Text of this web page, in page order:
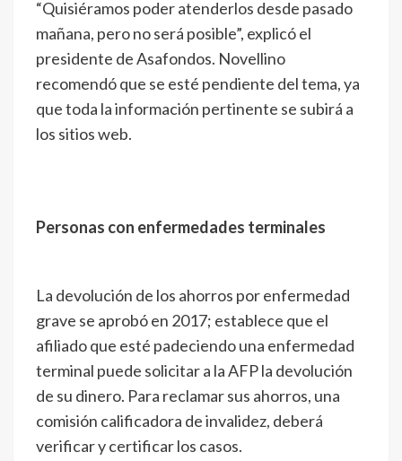
“Quisiéramos poder atenderlos desde pasado
mañana, pero no será posible”, explicó el
presidente de Asafondos. Novellino
recomendó que se esté pendiente del tema, ya
que toda la información pertinente se subirá a
los sitios web.
Personas con enfermedades terminales
La devolución de los ahorros por enfermedad
grave se aprobó en 2017; establece que el
afiliado que esté padeciendo una enfermedad
terminal puede solicitar a la AFP la devolución
de su dinero. Para reclamar sus ahorros, una
comisión calificadora de invalidez, deberá
verificar y certificar los casos.